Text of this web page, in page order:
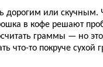
дорогим или скучным.
в кофе решают
граммы — но это
что-то покруче сухой